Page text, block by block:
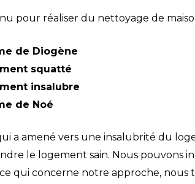
pour réaliser du nettoyage de
de Diogène
squatté
insalubre
de Noé
a amené vers une insalubrité du
le logement sain. Nous pouvons
qui concerne notre approche,